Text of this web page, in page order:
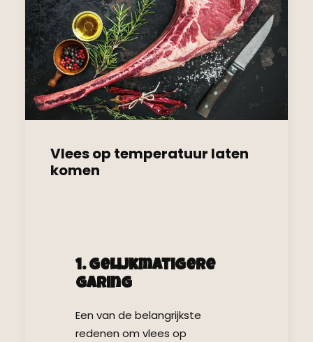
Vlees op temperatuur laten
komen
1. Gelijkmatigere
Garing
Een van de belangrijkste
redenen om vlees op